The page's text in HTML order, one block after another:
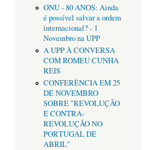
ONU - 80 ANOS: Ainda
é possível salvar a ordem
internacional? - 1
Novembro na UPP
A UPP À CONVERSA
COM ROMEU CUNHA
REIS
CONFERÊNCIA EM 25
DE NOVEMBRO
SOBRE "REVOLUÇÃO
E CONTRA-
REVOLUÇÃO NO
PORTUGAL DE
ABRIL"